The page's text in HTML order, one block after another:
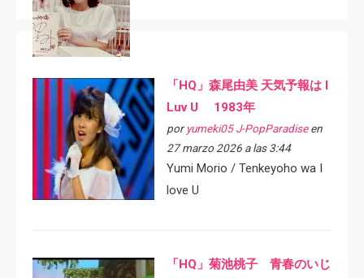
「HQ」森尾由美 天気予報は I
Luv U 1983年
por yumeki05 J-PopParadiseen
27 marzo 2026 a las 3:44
Yumi Morio / Tenkeyoho wa I
love U
「HQ」菊池桃子 青春のいじ